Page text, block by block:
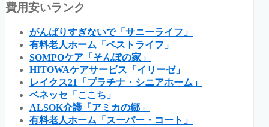
費用安いランク
がんばりすぎないで「サニーライフ」
有料老人ホーム「ベストライフ」
SOMPOケア「そんぽの家」
HITOWAケアサービス「イリーゼ」
レイクス21「プラチナ・シニアホーム」
ベネッセ「ここち」
ALSOK介護「アミカの郷」
有料老人ホーム「スーパー・コート」